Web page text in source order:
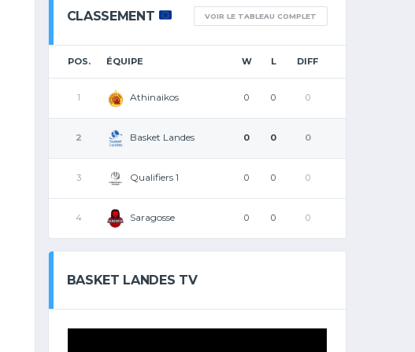
CLASSEMENT VOIR LE TABLEAU COMPLET
POS. ÉQUIPE W L DIFF
1 Athinaikos 0 0 0
2 Basket Landes 0 0 0
3 Qualifiers 1 0 0 0
4 Saragosse 0 0 0
BASKET LANDES TV